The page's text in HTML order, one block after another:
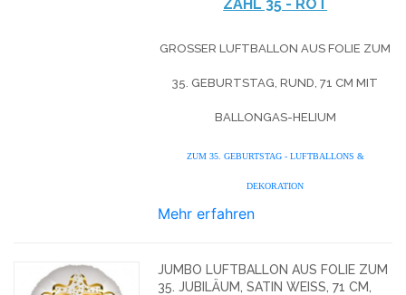
ZAHL 35 - ROT
GROSSER LUFTBALLON AUS FOLIE ZUM 3
5. GEBURTSTAG, RUND, 71 CM MIT B
ALLONGAS-HELIUM
ZUM 35. GEBURTSTAG - LUFTBALLONS &
DEKORATION
Mehr erfahren
JUMBO LUFTBALLON AUS FOLIE ZUM
35. JUBILÄUM, SATIN WEISS, 71 CM, R